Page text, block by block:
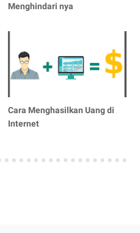
Menghindari nya
Cara Menghasilkan Uang di
Internet